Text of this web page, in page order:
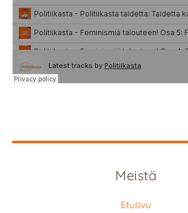
Meistä
Etusivu